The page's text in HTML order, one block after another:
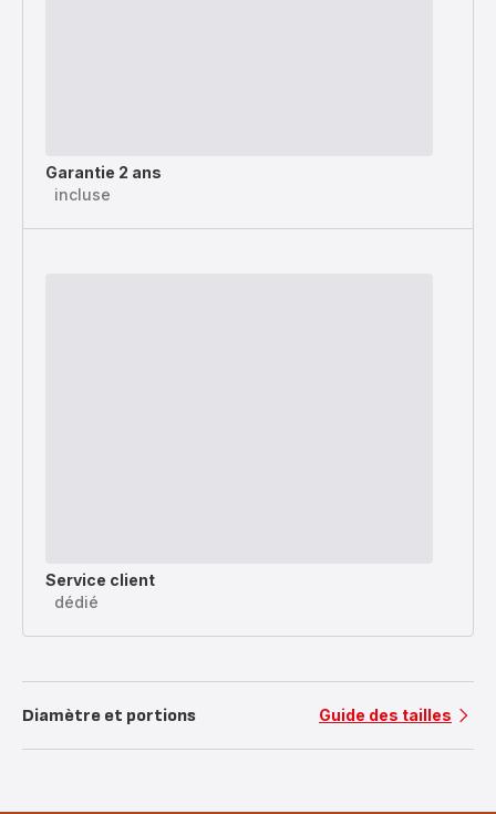
Garantie 2 ans
incluse
Service client
dédié
Diamètre et portions Guide des tailles